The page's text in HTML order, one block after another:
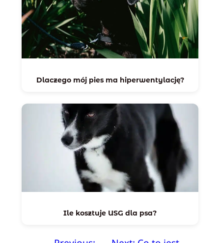
Dlaczego mój pies ma hiperwentylację?
Ile kosztuje USG dla psa?